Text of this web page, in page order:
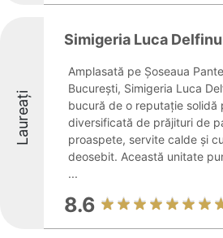
Laureați
Simigeria Luca
Amplasată pe Șoseaua
București, Simigeria Luca
bucură de o reputație solidă
diversificată de prăjituri de
proaspete, servite calde și
deosebit. Această unitate
...
8.6